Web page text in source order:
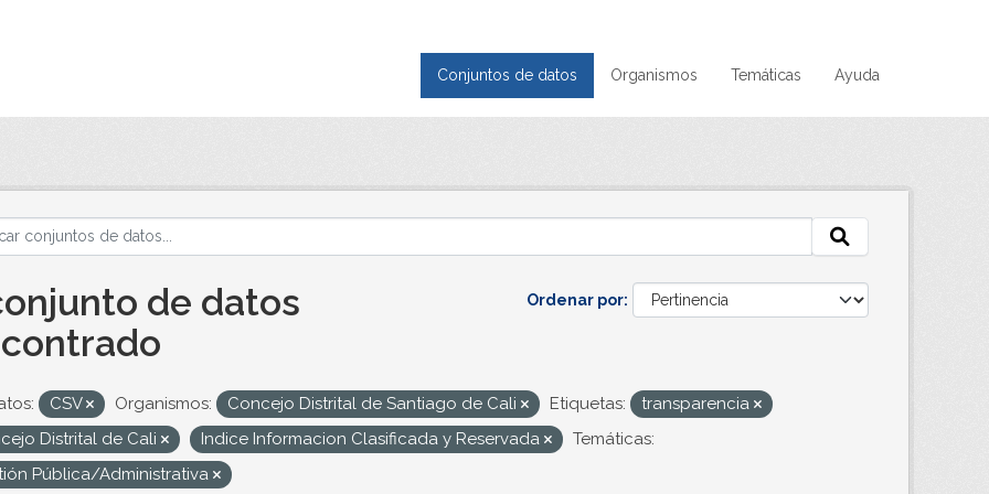
Conjuntos de datos Organismos Temáticas Ayuda
Ordenar por
de datos
CSV Organismos: Concejo Distrital de Santiago de Cali Etiquetas:
transparencia
Distrital de Cali
Indice Informacion Clasificada y Reservada
Temáticas:
Pública/Administrativa